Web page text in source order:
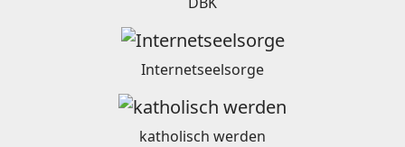
Internetseelsorge
katholisch werden